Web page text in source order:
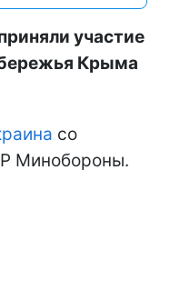
участие
Крыма
со
Минобороны.